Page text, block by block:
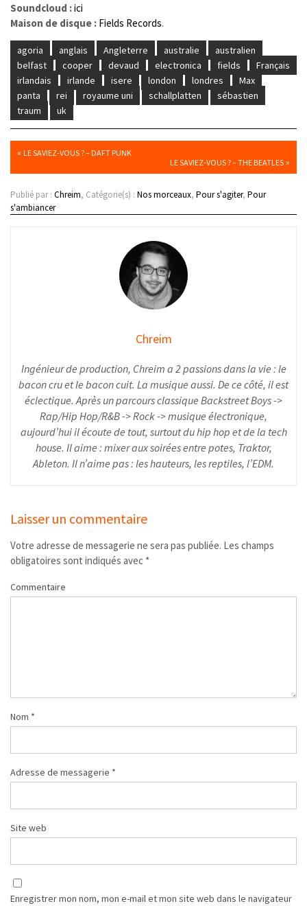
Soundcloud :ici
Maison de disque : Fields Records.
agoria anglais Angleterre australie
australien
belfast
cooper devaud electronica fields
Français
irlandais
irlande isere london londres
Max
panta
rei royaume uni schallplatten
sébastien
traum
uk
« LE SAVIEZ-VOUS ? – DAFT PUNK
LE SAVIEZ-VOUS ? – THE BEATLES »
Publié par : Chreim, Catégorie(s) : Nos morceaux, Pour s'agiter, Pour
s'ambiancer
Chreim
Ingénieur de production, Chreim a 2 passions dans la vie : le
bacon cru et le bacon cuit. La musique aussi. De ce côté, il est
éclectique. Après un parcours classique Backstreet Boys ->
Rap/Hip Hop/R&B -> Rock -> musique électronique,
aujourd’hui il écoute de tout, surtout du hip hop et de la tech
house. Il aime : mixer aux soirées entre potes, Traktor,
Ableton. Il n’aime pas : les hauteurs, les reptiles, l’EDM.
Laisser un commentaire
Votre adresse de messagerie ne sera pas publiée. Les champs
obligatoires sont indiqués avec *
Commentaire
Nom *
Adresse de messagerie *
Site web
Enregistrer mon nom, mon e-mail et mon site web dans le navigateur